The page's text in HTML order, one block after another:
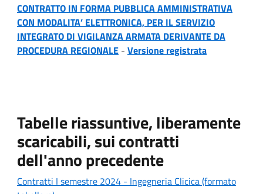
CONTRATTO IN FORMA PUBBLICA AMMINISTRATIVA
CON MODALITA’ ELETTRONICA, PER IL SERVIZIO
INTEGRATO DI VIGILANZA ARMATA DERIVANTE DA
PROCEDURA REGIONALE - Versione registrata
Tabelle riassuntive, liberamente
scaricabili, sui contratti
dell'anno precedente
Contratti I semestre 2024 - Ingegneria Clicica (formato